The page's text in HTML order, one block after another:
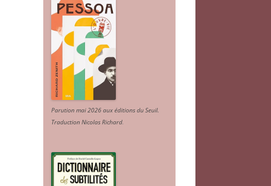
Parution mai 2026 aux éditions du Seuil.
Traduction Nicolas Richard.